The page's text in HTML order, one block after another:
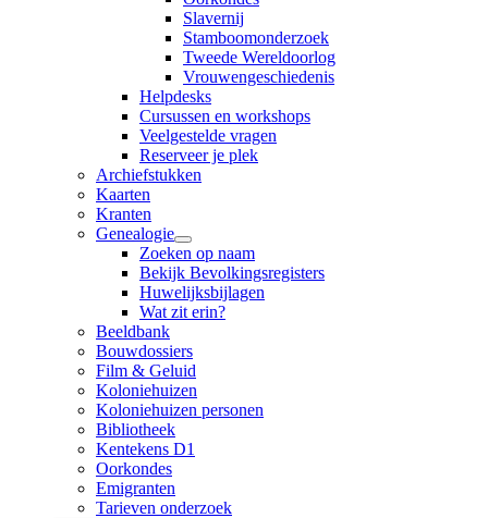
Slavernij
Stamboomonderzoek
Tweede Wereldoorlog
Vrouwengeschiedenis
Helpdesks
Cursussen en workshops
Veelgestelde vragen
Reserveer je plek
Archiefstukken
Kaarten
Kranten
Genealogie
Zoeken op naam
Bekijk Bevolkingsregisters
Huwelijksbijlagen
Wat zit erin?
Beeldbank
Bouwdossiers
Film & Geluid
Koloniehuizen
Koloniehuizen personen
Bibliotheek
Kentekens D1
Oorkondes
Emigranten
Tarieven onderzoek